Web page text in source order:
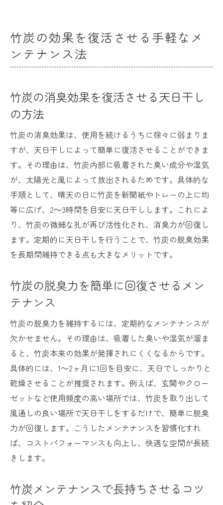
竹炭の効果を復活させる手軽なメ
ンテナンス法
竹炭の消臭効果を復活させる天日干し
の方法
竹炭の消臭効果は、使用を続けるうちに徐々に弱まりま
すが、天日干しによって簡単に復活させることができま
す。その理由は、竹炭内部に吸着された臭い成分や湿気
が、太陽光と風によって放出されるためです。具体的な
手順として、晴天の日に竹炭を新聞紙やトレーの上に均
等に広げ、2～3時間を目安に天日干しします。これによ
り、竹炭の微細な孔が再び活性化され、消臭力が回復し
ます。定期的に天日干しを行うことで、竹炭の脱臭効果
を長期間維持できる点も大きなメリットです。
竹炭の脱臭力を簡単に回復させるメン
テナンス
竹炭の脱臭力を維持するには、定期的なメンテナンスが
欠かせません。その理由は、吸着した臭いや湿気が溜ま
ると、竹炭本来の効果が発揮されにくくなるからです。
具体的には、1～2ヶ月に1回を目安に、天日でしっかりと
乾燥させることが推奨されます。例えば、玄関やクロー
ゼットなど使用頻度の高い場所では、竹炭を取り出して
風通しの良い場所で天日干しをするだけで、簡単に脱臭
力が回復します。こうしたメンテナンスを習慣化すれ
ば、コストパフォーマンスも向上し、快適な空間が長続
きします。
竹炭メンテナンスで長持ちさせるコツ